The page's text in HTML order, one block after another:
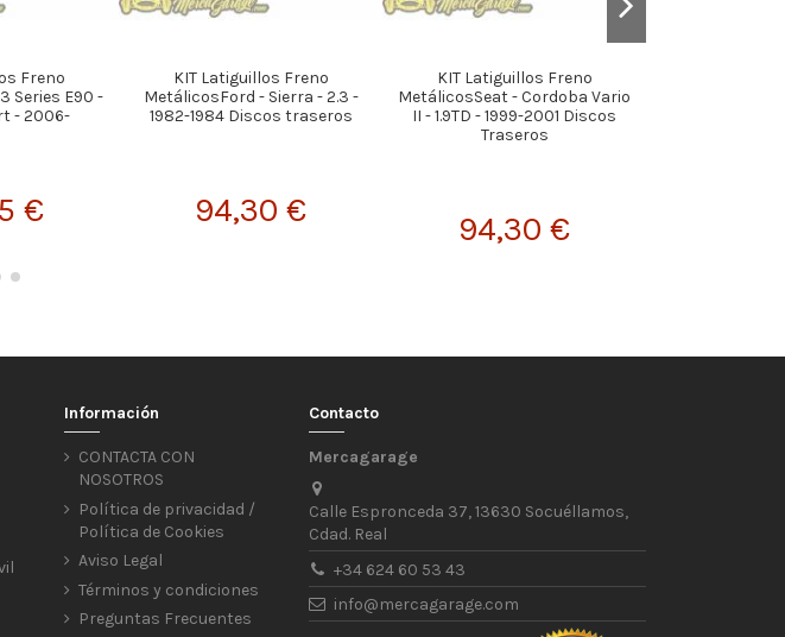
Freno
Series E90 -
- 2006-
€
KIT Latiguillos Freno
MetálicosFord - Sierra - 2.3 -
1982-1984 Discos traseros
94,30 €
KIT Latiguillos Freno
MetálicosSeat - Cordoba Vario
II - 1.9TD - 1999-2001 Discos
Traseros
94,30 €
Información
CONTACTA CON
NOSOTROS
Política de privacidad /
Política de Cookies
Aviso Legal
Términos y condiciones
Preguntas Frecuentes
Contacto
Mercagarage
Calle Espronceda 37, 13630 Socuéllamos,
Cdad. Real
+34 624 60 53 43
info@mercagarage.com